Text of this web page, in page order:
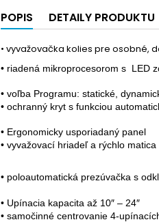
POPIS DETAILY PRODUKTU
• vyvažovačka kolies pre osobné,
• riadená mikroprocesorom s LED
• voľba Programu: statické,
• ochranný kryt s funkciou
• Ergonomicky usporiadaný panel
• vyvažovací hriadeľ a rýchlo
• poloautomatická prezúvačka s
• Upínacia kapacita až 10″ – 24″
• samočinné centrovanie 4-